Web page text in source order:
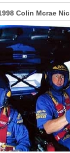
Colin Mcrae